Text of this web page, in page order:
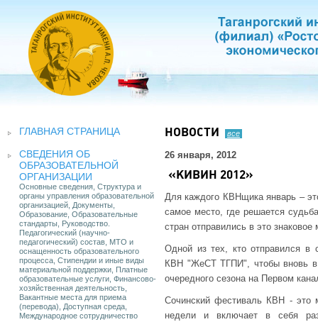
ГЛАВНАЯ СТРАНИЦА
СВЕДЕНИЯ ОБ
ОБРАЗОВАТЕЛЬНОЙ
ОРГАНИЗАЦИИ
Основные сведения, Структура и
органы управления образовательной
организацией, Документы,
Образование, Образовательные
стандарты, Руководство.
Педагогический (научно-
педагогический) состав, МТО и
оснащенность образовательного
процесса, Стипендии и иные виды
материальной поддержки, Платные
образовательные услуги, Финансово-
хозяйственная деятельность,
Вакантные места для приема
(перевода), Доступная среда,
Международное сотрудничество
НОВОСТИ все
26 января, 2012
«КИВИН 2012»
Для каждого КВНщика январь –
самое место, где решается
стран отправились в это
Одной из тех, кто отправился в
КВН "ЖеСТ ТГПИ", чтобы вновь в
очередного сезона на Первом
Сочинский фестиваль КВН - это
недели и включает в себя